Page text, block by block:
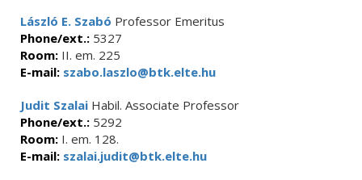
László E. Szabó Professor Emeritus
Phone/ext.: 5327
Room: II. em. 225
E-mail: szabo.laszlo@btk.elte.hu
Judit Szalai Habil. Associate Professor
Phone/ext.: 5292
Room: I. em. 128.
E-mail: szalai.judit@btk.elte.hu